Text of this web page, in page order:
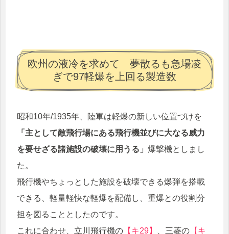
欧州の液冷を求めて 夢散るも急場凌
ぎで97軽爆を上回る製造数
昭和10年/1935年、陸軍は軽爆の新しい位置づけを
「主として敵飛行場にある飛行機並びに大なる威力
を要せざる諸施設の破壊に用うる」 爆撃機としまし
た。
飛行機やちょっとした施設を破壊できる爆弾を搭載
できる、軽量軽快な軽爆を配備し、重爆との役割分
担を図ることとしたのです。
これに合わせ、立川飛行機の 【キ29】 、三菱の 【キ